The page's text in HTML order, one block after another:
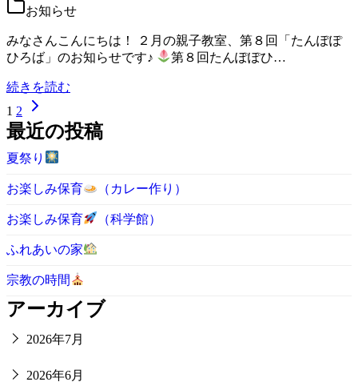
お知らせ
みなさんこんにちは！ ２月の親子教室、第８回「たんぽぽ
ひろば」のお知らせです♪
第８回たんぽぽひ…
続きを読む
1 2
最近の投稿
夏祭り
お楽しみ保育 （カレー作り）
お楽しみ保育 （科学館）
ふれあいの家
宗教の時間
アーカイブ
2026年7月
2026年6月